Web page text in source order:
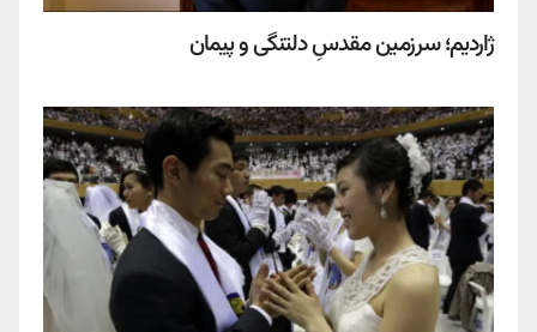
ژاردیم؛ سرزمین مقدسِ دلتنگی و پیمان